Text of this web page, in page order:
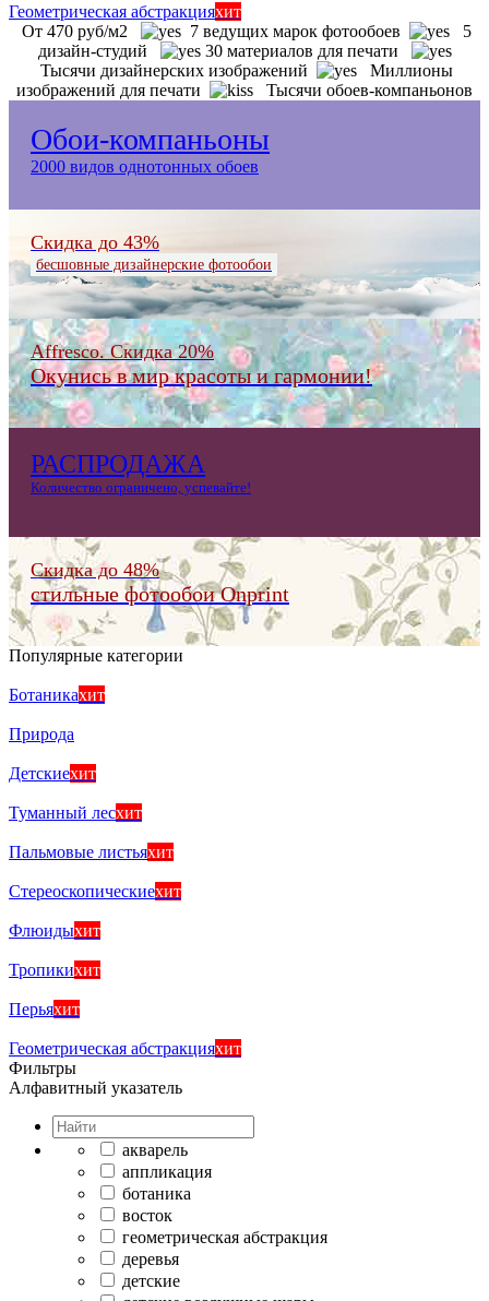
Геометрическая абстракцияхит
От 470 руб/м2
7 ведущих марок фотообоев
5
дизайн-студий
30 материалов для печати
Тысячи дизайнерских изображений
Миллионы
изображений для печати
Тысячи обоев-компаньонов
Обои-компаньоны
2000 видов однотонных обоев
Скидка до 43%
бесшовные дизайнерские фотообои
Affresco. Скидка 20%
Окунись в мир красоты и гармонии!
РАСПРОДАЖА
Количество ограничено, успевайте!
Скидка до 48%
стильные фотообои Onprint
Популярные категории
Ботаникахит
Природа
Детскиехит
Туманный лесхит
Пальмовые листьяхит
Стереоскопическиехит
Флюидыхит
Тропикихит
Перьяхит
Геометрическая абстракцияхит
Фильтры
Алфавитный указатель
акварель
аппликация
ботаника
восток
геометрическая абстракция
деревья
детские